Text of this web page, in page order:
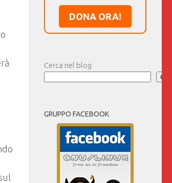
DONA ORA!
Cerca nel blog
GRUPPO FACEBOOK